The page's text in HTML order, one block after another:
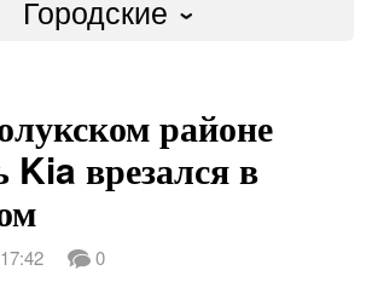
Городские
Слово Дело
Народные
ВТРК
районе
Kia врезался в
0